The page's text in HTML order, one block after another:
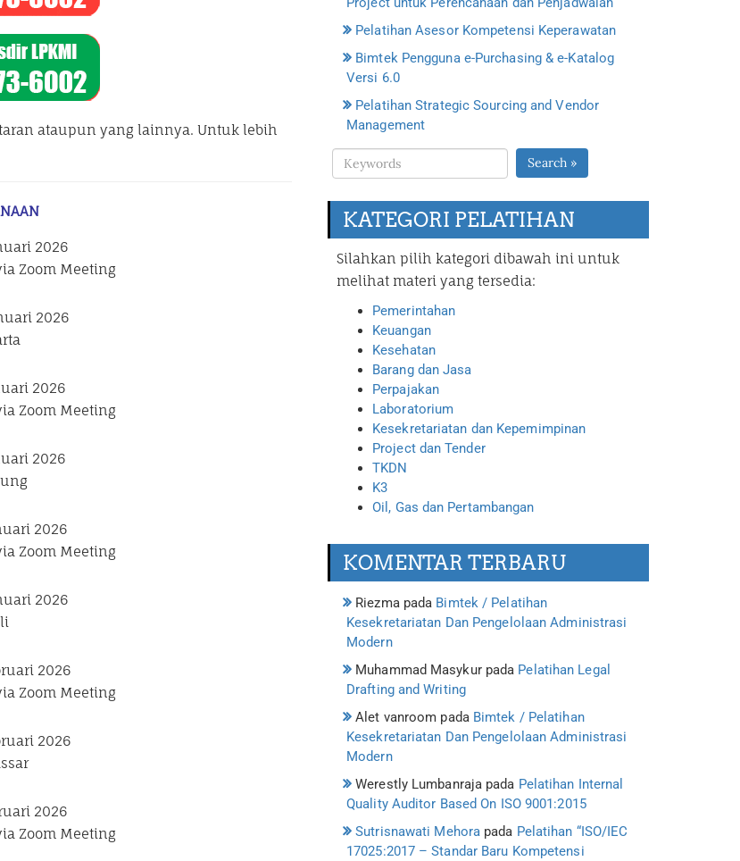
ataupun yang lainnya. Untuk lebih
2026
Zoom Meeting
2026
2026
Zoom Meeting
2026
2026
Zoom Meeting
2026
2026
Zoom Meeting
2026
2026
Zoom Meeting
Pelatihan Asesor Kompetensi Keperawatan
Bimtek Pengguna e-Purchasing & e-Katalog
Versi 6.0
Pelatihan Strategic Sourcing and Vendor
Management
Search »
KATEGORI PELATIHAN
Silahkan pilih kategori dibawah ini untuk
melihat materi yang tersedia:
Pemerintahan
Keuangan
Kesehatan
Barang dan Jasa
Perpajakan
Laboratorium
Kesekretariatan dan Kepemimpinan
Project dan Tender
TKDN
K3
Oil, Gas dan Pertambangan
KOMENTAR TERBARU
Riezma pada Bimtek / Pelatihan
Kesekretariatan Dan Pengelolaan Administrasi
Modern
Muhammad Masykurpada Pelatihan Legal
Drafting and Writing
Alet vanroom pada Bimtek / Pelatihan
Kesekretariatan Dan Pengelolaan Administrasi
Modern
Werestly Lumbanraja pada Pelatihan Internal
Quality Auditor Based On ISO 9001:2015
Sutrisnawati Mehora pada Pelatihan “ISO/IEC
17025:2017 – Standar Baru Kompetensi